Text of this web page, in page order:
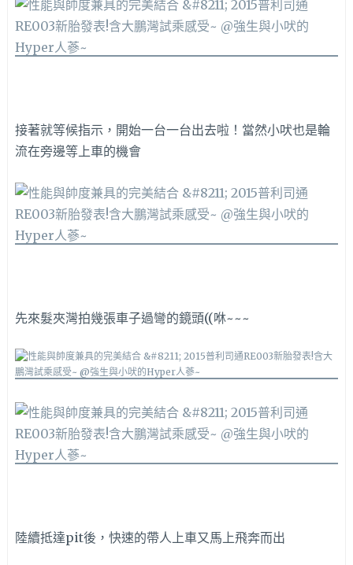
接著就等候指示，開始一台一台出去啦！當然小吠也是輪
流在旁邊等上車的機會
先來髮夾灣拍幾張車子過彎的鏡頭((咻~~~
陸續抵達pit後，快速的帶人上車又馬上飛奔而出